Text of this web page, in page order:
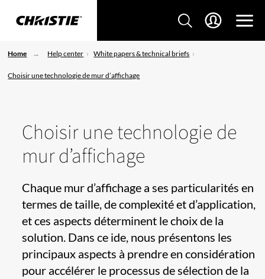
Home Help center White papers & technical briefs
Choisir une technologie de mur d’affichage
Choisir une technologie de
mur d’affichage
Chaque mur d’affichage a ses particularités en
termes de taille, de complexité et d’application,
et ces aspects déterminent le choix de la
solution. Dans ce ide, nous présentons les
principaux aspects à prendre en considération
pour accélérer le processus de sélection de la